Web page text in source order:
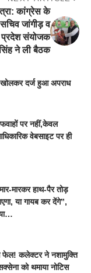
कांग्रेस के
सचिव जांगीड़ व
संयोजक
ने ली बैठक
खोलकर दर्ज हुआ अपराध
पर नहीं,केवल
वेबसाइट पर ही
मारकर हाथ-पैर तोड़
या गायब कर देंगे”,
फेल! कलेक्टर ने नशामुक्ति
को थमाया नोटिस